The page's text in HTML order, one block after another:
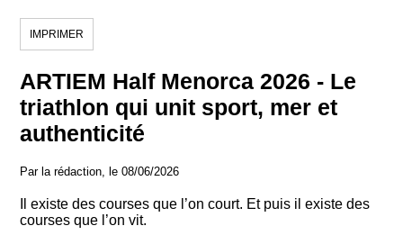
IMPRIMER
ARTIEM Half Menorca 2026 - Le
triathlon qui unit sport, mer et
authenticité
Par la rédaction, le 08/06/2026
Il existe des courses que l’on court. Et puis il existe des
courses que l’on vit.